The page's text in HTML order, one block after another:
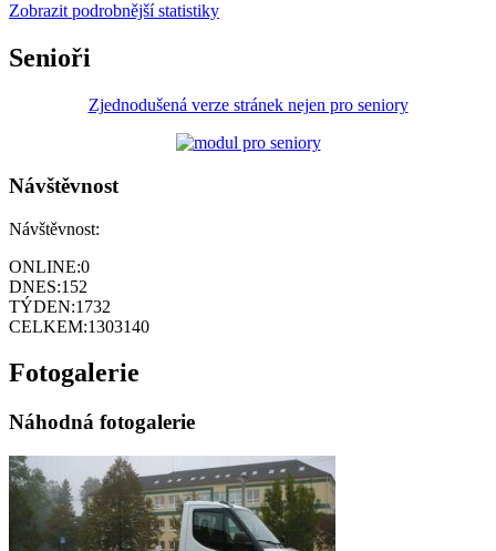
Zobrazit podrobnější statistiky
Senioři
Zjednodušená verze stránek nejen pro seniory
Návštěvnost
Návštěvnost:
ONLINE:0
DNES:152
TÝDEN:1732
CELKEM:1303140
Fotogalerie
Náhodná fotogalerie